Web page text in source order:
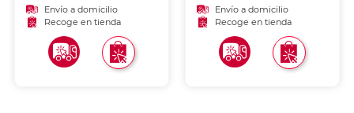
empaques. Compatible con
dispensadores estándar.
Envío a domicilio
Recoge en tienda
empaques. Compatible con
dispensadores estándar.
Envío a domicilio
Recoge en tienda